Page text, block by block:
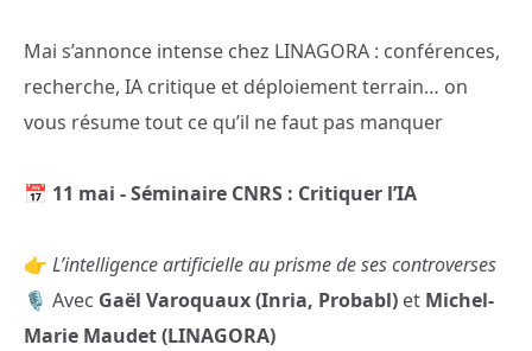
Mai s’annonce intense chez LINAGORA : conférences,
recherche, IA critique et déploiement terrain… on
vous résume tout ce qu’il ne faut pas manquer
📅 11 mai - Séminaire CNRS : Critiquer l’IA
👉 L’intelligence artificielle au prisme de ses controverses
🎙️ Avec Gaël Varoquaux (Inria, Probabl) et Michel-
Marie Maudet (LINAGORA)